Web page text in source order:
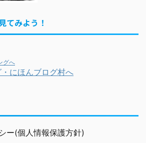
てみよう！
グへ
ー(個人情報保護方針)